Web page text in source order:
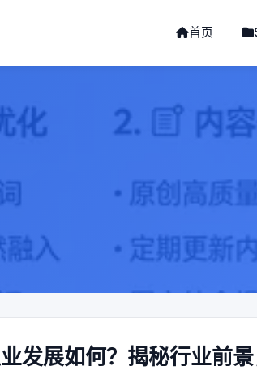
首页
发展如何？揭秘行业前